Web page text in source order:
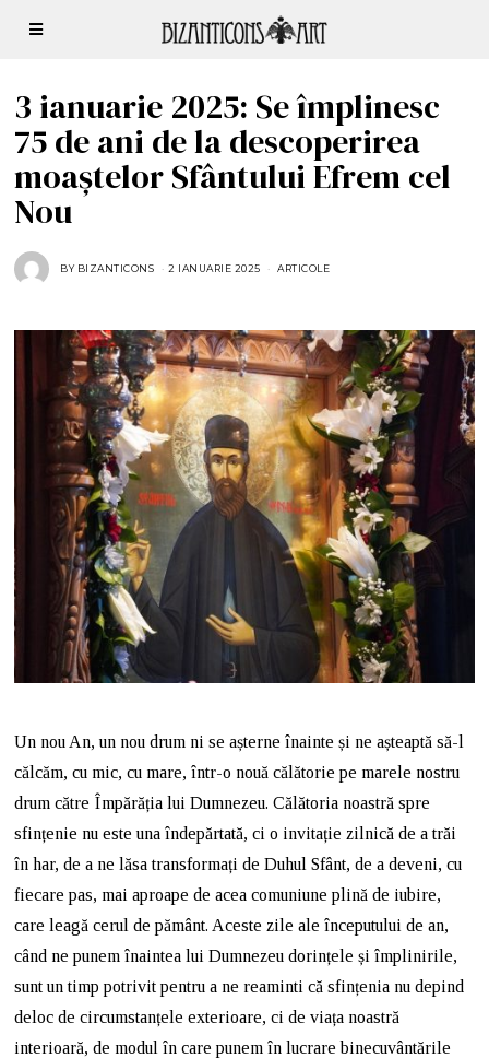
3 ianuarie 2025: Se împlinesc
75 de ani de la descoperirea
moaștelor Sfântului Efrem cel
Nou
BY BIZANTICONS 2 IANUARIE 2025
A
R
I
E
2
0
2
5
ARTICOLE
Un nou An, un nou drum ni se așterne înainte și ne așteaptă să-l
călcăm, cu mic, cu mare, într-o nouă călătorie pe marele nostru
drum către Împărăția lui Dumnezeu. Călătoria noastră spre
sfințenie nu este una îndepărtată, ci o invitație zilnică de a trăi
în har, de a ne lăsa transformați de Duhul Sfânt, de a deveni, cu
fiecare pas, mai aproape de acea comuniune plină de iubire,
care leagă cerul de pământ. Aceste zile ale începutului de an,
când ne punem înaintea lui Dumnezeu dorințele și împlinirile,
sunt un timp potrivit pentru a ne reaminti că sfințenia nu depind
deloc de circumstanțele exterioare, ci de viața noastră
interioară, de modul în care punem în lucrare binecuvântările